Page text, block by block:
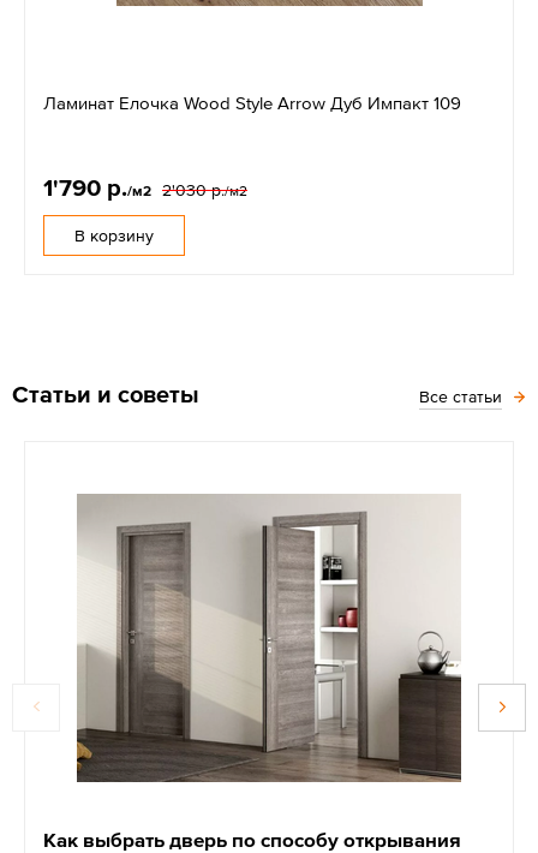
Ламинат Елочка Wood Style Arrow Дуб Импакт 109
1'790 р./м2 2'030 р./м2
В корзину
Статьи и советы Все статьи
Как выбрать дверь по способу открывания